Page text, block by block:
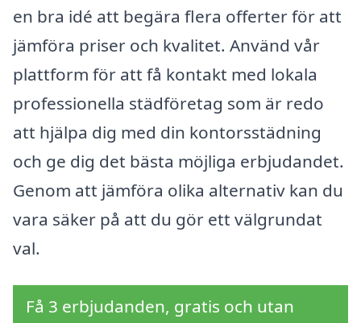
en bra idé att begära flera offerter för att
jämföra priser och kvalitet. Använd vår
plattform för att få kontakt med lokala
professionella städföretag som är redo
att hjälpa dig med din kontorsstädning
och ge dig det bästa möjliga erbjudandet.
Genom att jämföra olika alternativ kan du
vara säker på att du gör ett välgrundat
val.
Få 3 erbjudanden, gratis och utan